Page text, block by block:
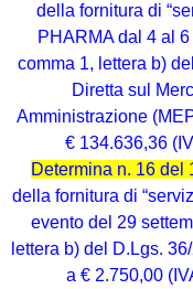
della fornitura di
PHARMA dal 4 al 6
comma 1, lettera b)
Diretta sul
Amministrazione
€ 134.636,36
Determina n. 16 del
della fornitura di
evento del 29
lettera b) del D.Lgs.
a € 2.750,00